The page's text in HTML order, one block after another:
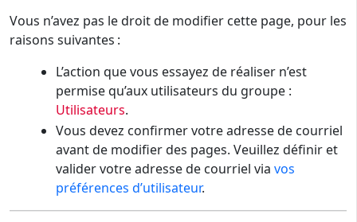
Vous n’avez pas le droit de modifier cette page, pour les
raisons suivantes :
L’action que vous essayez de réaliser n’est
permise qu’aux utilisateurs du groupe :
Utilisateurs.
Vous devez confirmer votre adresse de courriel
avant de modifier des pages. Veuillez définir et
valider votre adresse de courriel via vos
préférences d’utilisateur.